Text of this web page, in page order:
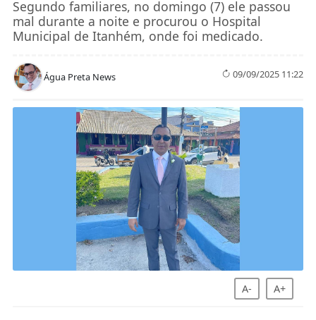
Segundo familiares, no domingo (7) ele passou
mal durante a noite e procurou o Hospital
Municipal de Itanhém, onde foi medicado.
Água Preta News 09/09/2025 11:22
A- A+